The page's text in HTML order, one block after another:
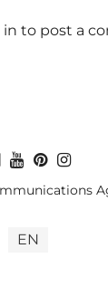
in to post a
EN